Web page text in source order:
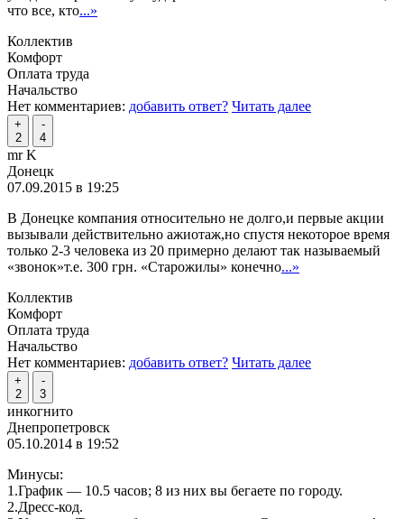
что все, кто...»
Коллектив
Комфорт
Оплата труда
Начальство
Нет комментариев: добавить ответ? Читать далее
+
2
-
4
mr K
Донецк
07.09.2015 в 19:25
В Донецке компания относительно не долго,и первые акции
вызывали действительно ажиотаж,но спустя некоторое время
только 2-3 человека из 20 примерно делают так называемый
«звонок»т.е. 300 грн. «Старожилы» конечно...»
Коллектив
Комфорт
Оплата труда
Начальство
Нет комментариев: добавить ответ? Читать далее
+
2
-
3
инкогнито
Днепропетровск
05.10.2014 в 19:52
Минусы:
1.График — 10.5 часов; 8 из них вы бегаете по городу.
2.Дресс-код.